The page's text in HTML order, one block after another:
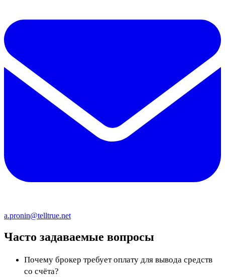
a.pronin@telltrue.net
Часто задаваемые вопросы
Почему брокер требует оплату для вывода средств
со счёта?